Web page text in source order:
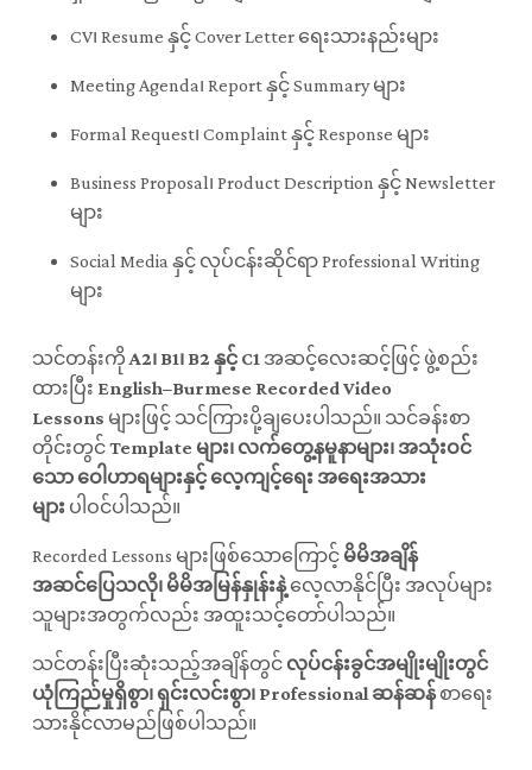
CV၊ Resume နှင့် Cover Letter ရေးသားနည်းများ
Meeting Agenda၊ Report နှင့် Summary များ
Formal Request၊ Complaint နှင့် Response များ
Business Proposal၊ Product Description နှင့် Newsletter
များ
Social Media နှင့် လုပ်ငန်းဆိုင်ရာ Professional Writing
များ
သင်တန်းကို A2၊ B1၊ B2 နှင့် C1 အဆင့်လေးဆင့်ဖြင့် ဖွဲ့စည်း
ထားပြီး English–Burmese Recorded Video
Lessons များဖြင့် သင်ကြားပို့ချပေးပါသည်။ သင်ခန်းစာ
တိုင်းတွင်Template များ၊ လက်တွေ့နမူနာများ၊ အသုံးဝင်
သော ဝေါဟာရများနှင့် လေ့ကျင့်ရေး အရေးအသား
များ ပါဝင်ပါသည်။
Recorded Lessons များဖြစ်သောကြောင့် မိမိအချိန်
အဆင်ပြေသလို၊ မိမိအမြန်နှုန်းနဲ့လေ့လာနိုင်ပြီး အလုပ်များ
သူများအတွက်လည်း အထူးသင့်တော်ပါသည်။
သင်တန်းပြီးဆုံးသည့်အချိန်တွင် လုပ်ငန်းခွင်အမျိုးမျိုးတွင်
ယုံကြည်မှုရှိစွာ၊ ရှင်းလင်းစွာ၊ Professional ဆန်ဆန်စာရေး
သားနိုင်လာမည်ဖြစ်ပါသည်။